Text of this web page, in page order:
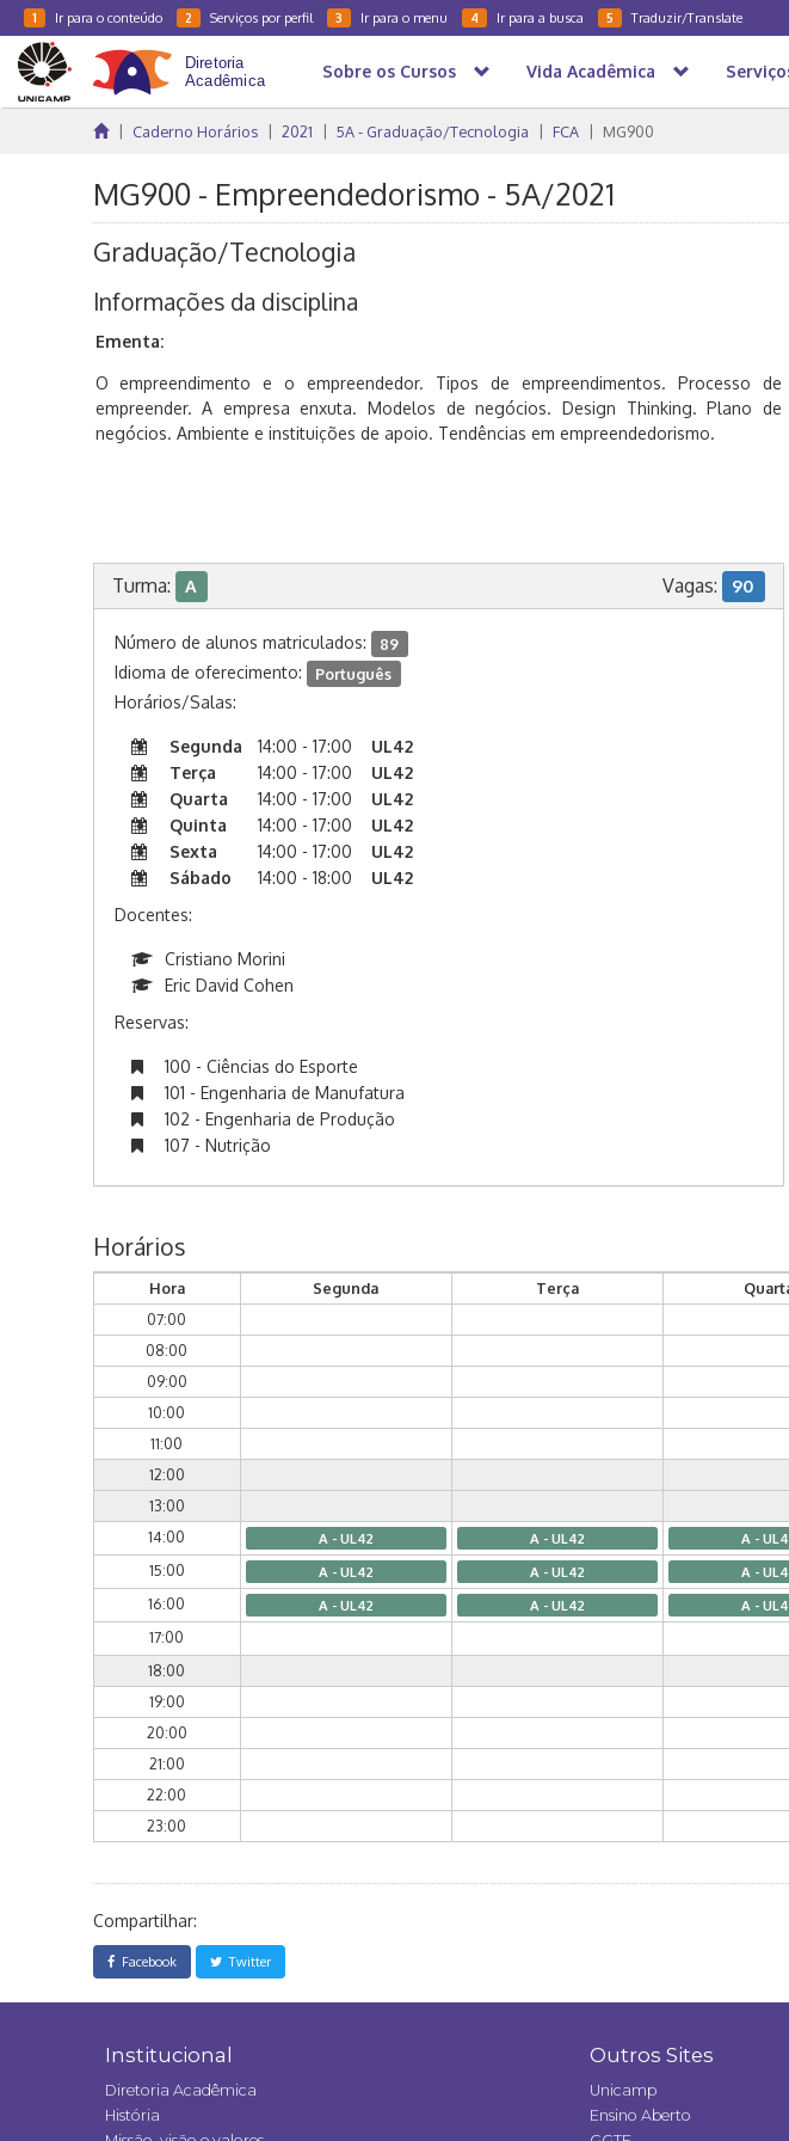
1 Ir para o conteúdo 2 Serviços por perfil 3 Ir para o menu 4 Ir para a busca 5 Traduzir/Translate
Sobre os Cursos Vida Acadêmica
Caderno Horários 2021 5A - Graduação/Tecnologia FCA MG900
MG900 - Empreendedorismo - 5A/2021
Graduação/Tecnologia
Informações da disciplina
Ementa:
O empreendimento e o empreendedor. Tipos de empreendimentos. Processo de
empreender. A empresa enxuta. Modelos de negócios. Design Thinking. Plano de
negócios. Ambiente e instituições de apoio. Tendências em empreendedorismo.
Turma: A Vagas: 90
Número de alunos matriculados: 89
Idioma de oferecimento: Português
Horários/Salas:
Segunda 14:00 - 17:00
UL42
Terça
14:00 - 17:00
UL42
Quarta
14:00 - 17:00
UL42
Quinta
14:00 - 17:00
UL42
Sexta
14:00 - 17:00
UL42
Sábado
14:00 - 18:00
UL42
Docentes:
Cristiano Morini
Eric David Cohen
Reservas:
100 - Ciências do Esporte
101 - Engenharia de Manufatura
102 - Engenharia de Produção
107 - Nutrição
Horários
Hora Segunda Terça
07:00
08:00
09:00
10:00
11:00
12:00
13:00
14:00
A - UL42 A - UL42 A -
15:00 A - UL42 A - UL42 A -
16:00 A - UL42 A - UL42 A -
17:00
18:00
19:00
20:00
21:00
22:00
23:00
Compartilhar:
Facebook Twitter
Institucional
Diretoria Acadêmica
História
Outros Sites
Unicamp
Ensino Aberto